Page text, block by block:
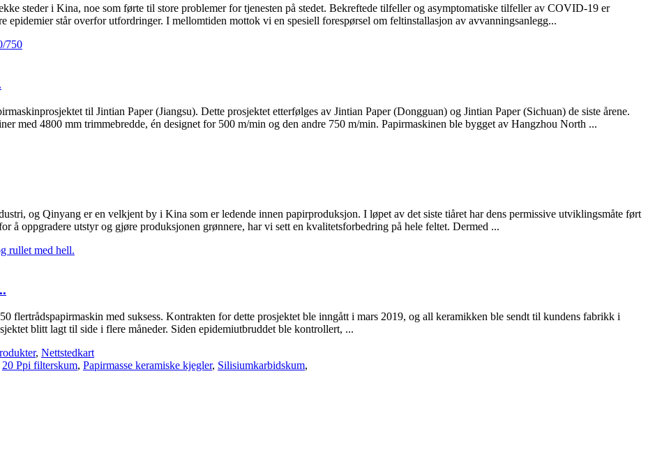
steder i Kina, noe som førte til store problemer for tjenesten på stedet. Bekreftede tilfeller og asymptomatiske tilfeller av COVID-19 er
står overfor utfordringer. I mellomtiden mottok vi en spesiell forespørsel om feltinstallasjon av avvanningsanlegg...
til Jintian Paper (Jiangsu). Dette prosjektet etterfølges av Jintian Paper (Dongguan) og Jintian Paper (Sichuan) de siste årene.
med 4800 mm trimmebredde, én designet for 500 m/min og den andre 750 m/min. Papirmaskinen ble bygget av Hangzhou North ...
og Qinyang er en velkjent by i Kina som er ledende innen papirproduksjon. I løpet av det siste tiåret har dens permissive utviklingsmåte ført
å oppgradere utstyr og gjøre produksjonen grønnere, har vi sett en kvalitetsforbedring på hele feltet. Dermed ...
flertrådspapirmaskin med suksess. Kontrakten for dette prosjektet ble inngått i mars 2019, og all keramikken ble sendt til kundens fabrikk i
blitt lagt til side i flere måneder. Siden epidemiutbruddet ble kontrollert, ...
, Nettstedkart
20 Ppi filterskum, Papirmasse keramiske kjegler, Silisiumkarbidskum,